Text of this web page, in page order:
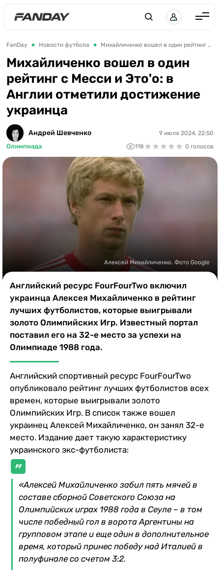
Англия
Испания
Германия
Италия
Франция
Украина
ЛЧ
FanDay Новости футбола Михайличенко вошел в один рейтинг с Месси и Это'о: в Англии отметили достижение украинца
Михайличенко вошел в один
рейтинг с Месси и Это'о: в
Англии отметили достижение
украинца
Андрей Шевченко
Олимпиада
9 июля 2024, 22:50
118 ★★★★★
★★★★★ 0 голосов
Алексей Михайличенко. Фото Google
Английский ресурс FourFourTwo включил
украинца Алексея Михайличенко в рейтинг
лучших футболистов, которые выигрывали
золото Олимпийских Игр. Известный портал
поставил его на 32-е место за успехи на
Олимпиаде 1988 года.
Английский спортивный ресурс FourFourTwo
опубликовало рейтинг лучших футболистов всех
времен, которые выигрывали золото
Олимпийских Игр. В список также вошел
украинец Алексей Михайличенко, он занял 32-е
место. Издание дает такую характеристику
украинского экс-футболиста:
«Алексей Михайличенко забил пять мячей в
составе сборной Советского Союза на
Олимпийских играх 1988 года в Сеуле – в том
числе победный гол в ворота Аргентины на
групповом этапе и еще один в дополнительное
время, который принес победу над Италией в
полуфинале со счетом 3:2.